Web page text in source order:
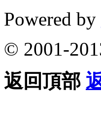
Powered by
© 2001-
返回頂部